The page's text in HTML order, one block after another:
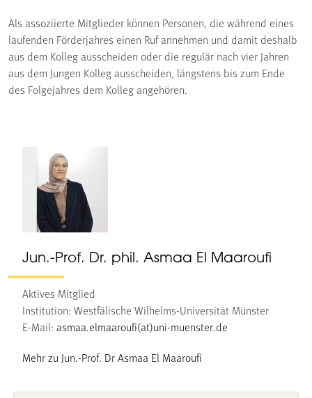
Als assoziierte Mitglieder können Personen, die während eines
laufenden Förderjahres einen Ruf annehmen und damit deshalb
aus dem Kolleg ausscheiden oder die regulär nach vier Jahren
aus dem Jungen Kolleg ausscheiden, längstens bis zum Ende
des Folgejahres dem Kolleg angehören.
Jun.-Prof. Dr. phil. Asmaa El Maaroufi
Aktives Mitglied
Institution: Westfälische Wilhelms-Universität Münster
E-Mail: asmaa.elmaaroufi(at)uni-muenster.de
Mehr zu Jun.-Prof. Dr Asmaa El Maaroufi